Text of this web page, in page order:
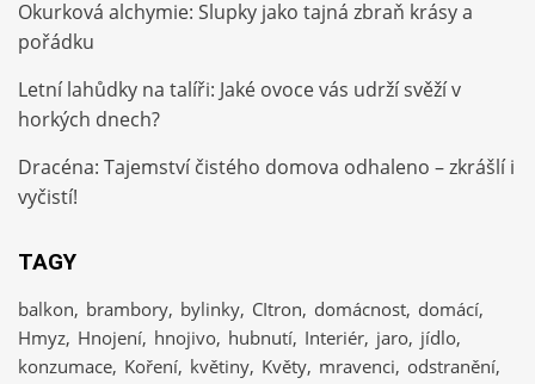
Okurková alchymie: Slupky jako tajná zbraň krásy a
pořádku
Letní lahůdky na talíři: Jaké ovoce vás udrží svěží v
horkých dnech?
Dracéna: Tajemství čistého domova odhaleno – zkrášlí i
vyčistí!
TAGY
balkon brambory bylinky CItron domácnost domácí
Hmyz Hnojení hnojivo hubnutí Interiér jaro jídlo
konzumace Koření květiny Květy mravenci odstranění